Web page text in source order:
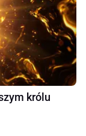
królu